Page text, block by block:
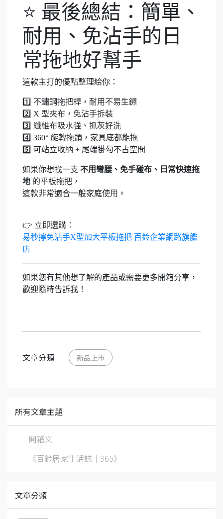
⭐ 最後總結：簡單、
耐用、免沾手的日
常拖地好幫手
這款主打的優點整理給你：
1️⃣ 不鏽鋼拖把桿，耐用不易生鏽
2️⃣ X 型夾布，免沾手拆裝
3️⃣ 纖維布吸水強、抓灰好洗
4️⃣ 360° 旋轉拖頭，家具底都能拖
5️⃣ 可站立收納 + 尾端掛勾不占空間
如果你想找一支 不用彎腰、免手碰布、日常快速拖
地 的平板拖把，
這款非常適合一般家庭使用。
👉 立即選購：
易秒擰免沾手X型加大平板拖把 百鈴企業網路旗艦
店
如果您有其他想了解的產品或需要更多開箱分享，
歡迎隨時告訴我！
文章分類 新品上市
所有文章主題
開箱文
《百鈴居家生活誌｜365》
文章分類